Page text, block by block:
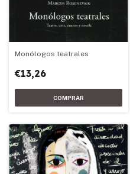
Monólogos teatrales
€13,26